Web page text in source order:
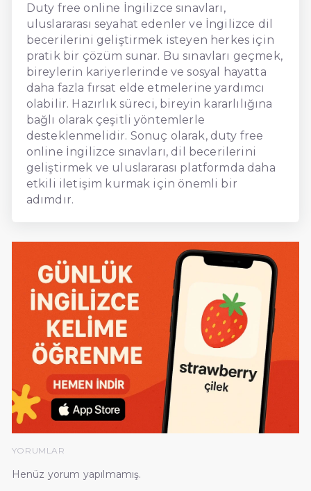
Duty free online İngilizce sınavları,
uluslararası seyahat edenler ve İngilizce dil
becerilerini geliştirmek isteyen herkes için
pratik bir çözüm sunar. Bu sınavları geçmek,
bireylerin kariyerlerinde ve sosyal hayatta
daha fazla fırsat elde etmelerine yardımcı
olabilir. Hazırlık süreci, bireyin kararlılığına
bağlı olarak çeşitli yöntemlerle
desteklenmelidir. Sonuç olarak, duty free
online İngilizce sınavları, dil becerilerini
geliştirmek ve uluslararası platformda daha
etkili iletişim kurmak için önemli bir
adımdır.
YORUMLAR
Henüz yorum yapılmamış.